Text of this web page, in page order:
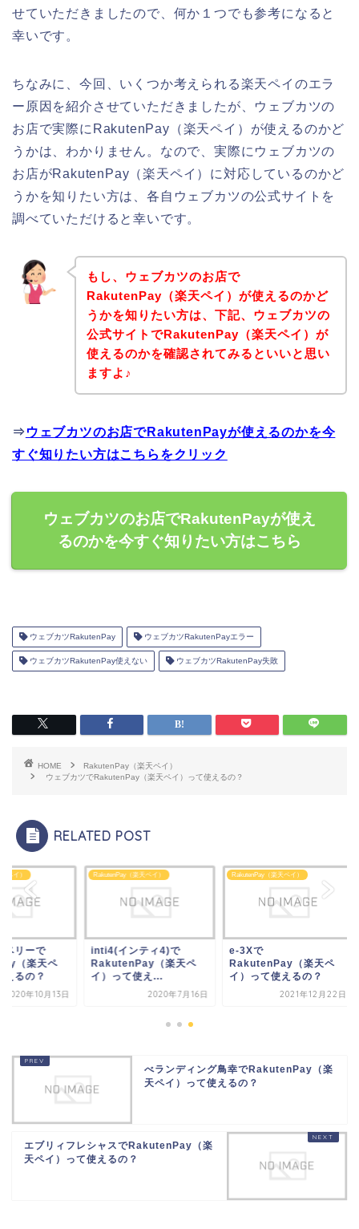
せていただきましたので、何か１つでも参考になると
幸いです。
ちなみに、今回、いくつか考えられる楽天ペイのエラ
ー原因を紹介させていただきましたが、ウェブカツの
お店で実際にRakutenPay（楽天ペイ）が使えるのかど
うかは、わかりません。なので、実際にウェブカツの
お店がRakutenPay（楽天ペイ）に対応しているのかど
うかを知りたい方は、各自ウェブカツの公式サイトを
調べていただけると幸いです。
もし、ウェブカツのお店で
RakutenPay（楽天ペイ）が使えるのかど
うかを知りたい方は、下記、ウェブカツの
公式サイトでRakutenPay（楽天ペイ）が
使えるのかを確認されてみるといいと思い
ますよ♪
⇒ ウェブカツのお店でRakutenPayが使えるのかを今
すぐ知りたい方はこちらをクリック
ウェブカツのお店でRakutenPayが使え
るのかを今すぐ知りたい方はこちら
ウェブカツRakutenPay ウェブカツRakutenPayエラー
ウェブカツRakutenPay使えない ウェブカツRakutenPay失敗
HOME
RakutenPay（楽天ペイ）
ウェブカツでRakutenPay（楽天ペイ）って使えるの？
RELATED POST
（楽天ペイ）
インティ4)で
（楽天ペ
って使え...
2020年7月16日
RakutenPay（楽天ペイ）
e-3Xで
RakutenPay（楽天ペ
イ）って使えるの？
2021年12月22日
RakutenPay（楽天ペイ）
薬用アットベリーで
RakutenPay（楽天
イ）って使えるの？
2020年10
べランディング鳥幸でRakutenPay（楽
天ペイ）って使えるの？
エブリィフレシャスでRakutenPay（楽
天ペイ）って使えるの？